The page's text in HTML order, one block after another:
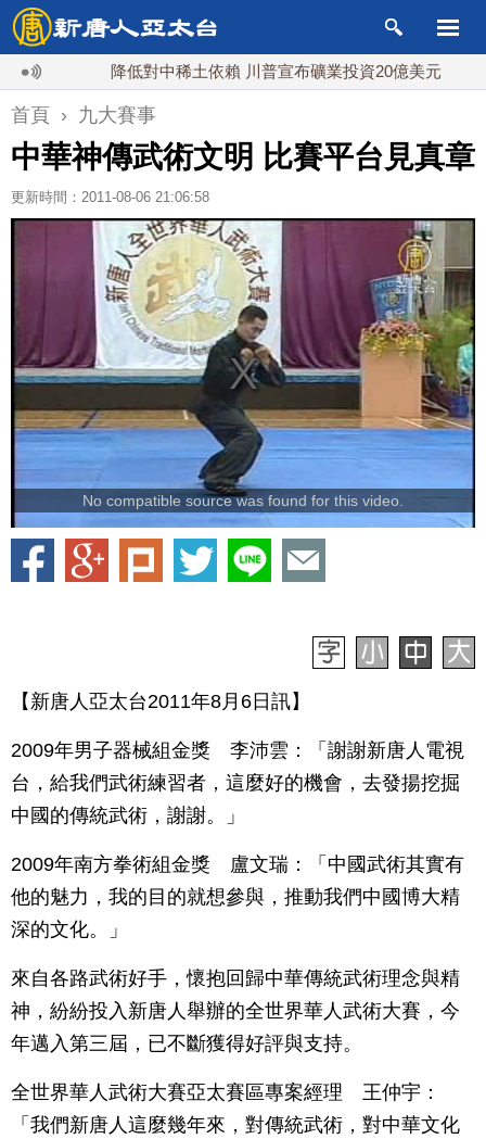
降低對中稀土依賴 川普宣布礦業投資20億美元
首頁 › 九大賽事
中華神傳武術文明 比賽平台見真章
更新時間：2011-08-06 21:06:58
No compatible source was found for this video.
【新唐人亞太台2011年8月6日訊】
2009年男子器械組金獎 李沛雲：「謝謝新唐人電視
台，給我們武術練習者，這麼好的機會，去發揚挖掘
中國的傳統武術，謝謝。」
2009年南方拳術組金獎 盧文瑞：「中國武術其實有
他的魅力，我的目的就想參與，推動我們中國博大精
深的文化。」
來自各路武術好手，懷抱回歸中華傳統武術理念與精
神，紛紛投入新唐人舉辦的全世界華人武術大賽，今
年邁入第三屆，已不斷獲得好評與支持。
全世界華人武術大賽亞太賽區專案經理 王仲宇：
「我們新唐人這麼幾年來，對傳統武術，對中華文化